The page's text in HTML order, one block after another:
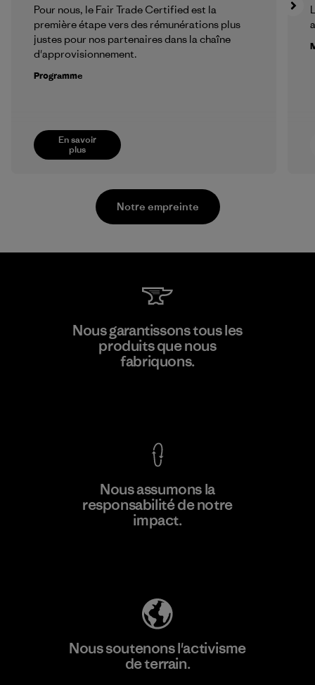
En savoir
plus
Pour nous, le Fair Trade Certified est la
première étape vers des rémunérations plus
justes pour nos partenaires dans la chaîne
d'approvisionnement.
Programme
Teijin Frontier Co., Ltd.
Material-supplier
Notre empreinte
Nous garantissons tous les
produits que nous
fabriquons.
Nous assumons la
responsabilité de notre
impact.
Nous soutenons l'activisme
de terrain.